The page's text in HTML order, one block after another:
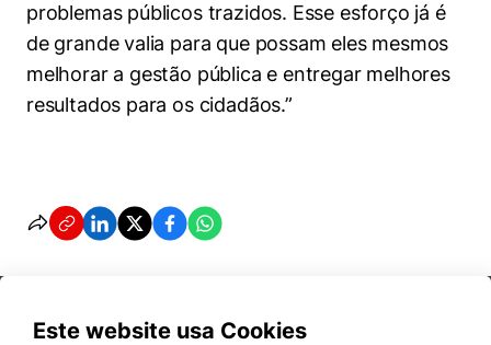
problemas públicos trazidos. Esse esforço já é
de grande valia para que possam eles mesmos
melhorar a gestão pública e entregar melhores
resultados para os cidadãos.”
Este website usa Cookies